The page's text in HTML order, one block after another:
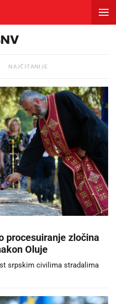
NAJČITANIJE
procesuiranje zločina
Oluje
srpskim civilima stradalima